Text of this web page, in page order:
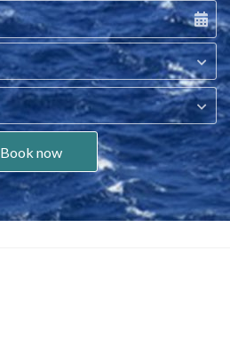
Book now